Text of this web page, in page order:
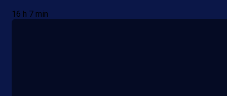
16 h 7 min